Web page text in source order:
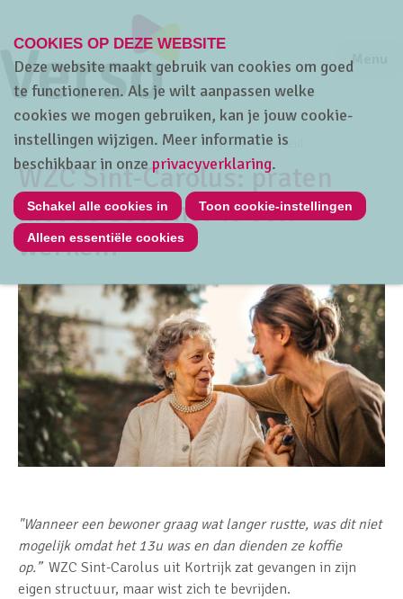
Jump
Menu
Home Thema's HRwijs Strategisch HR-beleid
WZC Sint-Carolus: praten
met de bewoner is ook
werken!
"Wanneer een bewoner graag wat langer rustte, was dit niet
mogelijk omdat het 13u was en dan dienden ze koffie
op.” WZC Sint-Carolus uit Kortrijk zat gevangen in zijn
eigen structuur, maar wist zich te bevrijden.
COOKIES OP DEZE WEBSITE
Deze website maakt gebruik van cookies om goed
te functioneren. Als je wilt aanpassen welke
cookies we mogen gebruiken, kan je jouw cookie-
instellingen wijzigen. Meer informatie is
beschikbaar in onzeprivacyverklaring.
Schakel alle cookies in Toon cookie-instellingen
Alleen essentiële cookies